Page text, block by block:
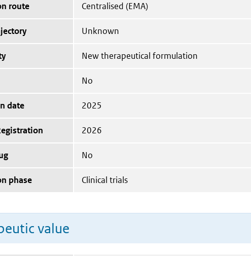
route Centralised (EMA)
Unknown
New therapeutical formulation
No
date 2025
2026
No
phase Clinical trials
value